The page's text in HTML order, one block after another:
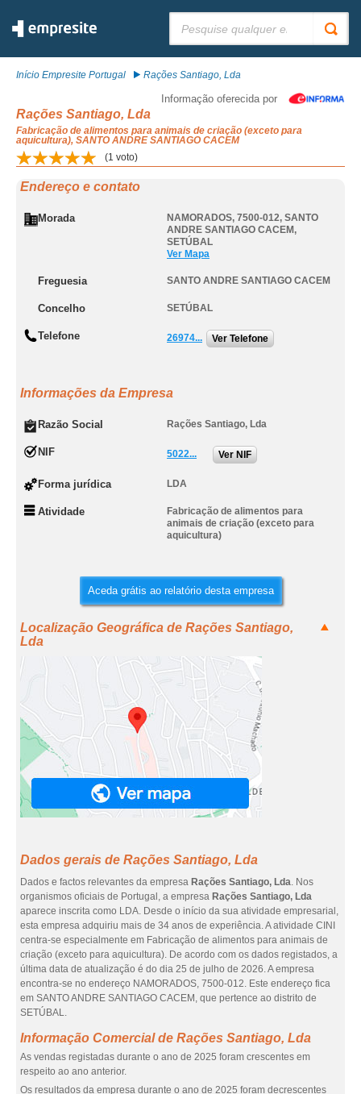
Início Empresite Portugal Rações Santiago, Lda
Informação oferecida por
Rações Santiago, Lda
Fabricação de alimentos para animais de criação (exceto para
aquicultura), SANTO ANDRE SANTIAGO CACEM
(1 voto)
Endereço e contato
Morada NAMORADOS, 7500-012, SANTO
ANDRE SANTIAGO CACEM ,
SETÚBAL
Ver Mapa
Freguesia SANTO ANDRE SANTIAGO CACEM
Concelho SETÚBAL
Telefone 26974... Ver Telefone
Informações da Empresa
Razão Social Rações Santiago, Lda
NIF 5022... Ver NIF
Forma jurídica LDA
Atividade
Fabricação de alimentos para
animais de criação (exceto para
aquicultura)
Aceda grátis ao relatório desta empresa
Localização Geográfica de Rações Santiago,
Lda
Dados gerais de Rações Santiago, Lda
Dados e factos relevantes da empresa Rações Santiago, Lda. Nos
organismos oficiais de Portugal, a empresa Rações Santiago, Lda
aparece inscrita como LDA. Desde o início da sua atividade empresarial,
esta empresa adquiriu mais de 34 anos de experiência. A atividade CINI
centra-se especialmente em Fabricação de alimentos para animais de
criação (exceto para aquicultura). De acordo com os dados registados, a
última data de atualização é do dia 25 de julho de 2026. A empresa
encontra-se no endereço NAMORADOS, 7500-012. Este endereço fica
em SANTO ANDRE SANTIAGO CACEM, que pertence ao distrito de
SETÚBAL.
Informação Comercial de Rações Santiago, Lda
As vendas registadas durante o ano de 2025 foram crescentes em
respeito ao ano anterior.
Os resultados da empresa durante o ano de 2025 foram decrescentes